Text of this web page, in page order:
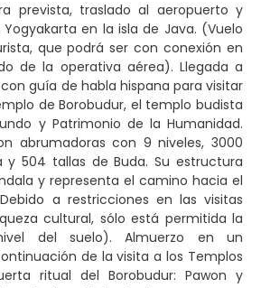
prevista, traslado al aeropuerto y
en la isla de Java. (Vuelo
que podrá ser con conexión en
de la operativa aérea). Llegada a
guía de habla hispana para visitar
de Borobudur, el templo budista
y Patrimonio de la Humanidad.
abrumadoras con 9 niveles, 3000
y 504 tallas de Buda. Su estructura
y representa el camino hacia el
a restricciones en las visitas
cultural, sólo está permitida la
del suelo). Almuerzo en un
de la visita a los Templos
ritual del Borobudur: Pawon y